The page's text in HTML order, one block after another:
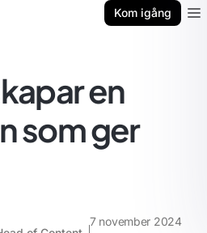
Kom igång
en
som ger
7 november 2024